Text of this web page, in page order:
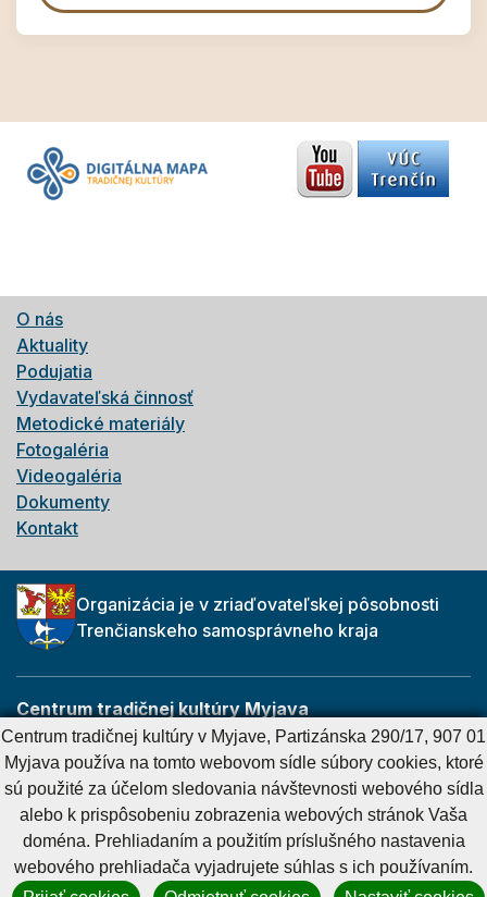
O nás
Aktuality
Podujatia
Vydavateľská činnosť
Metodické materiály
Fotogaléria
Videogaléria
Dokumenty
Kontakt
Organizácia je v zriaďovateľskej pôsobnosti
Trenčianskeho samosprávneho kraja
Centrum tradičnej kultúry Myjava
Partizánska 290/17
907 01 Myjava
Cookies nastavenieCookies - viac informáciíVyhlásenie o prístupnosti
Technický prevádzkovateľ
Správca obsahu
GenerujeCMS BUXUS
Centrum tradičnej kultúry v Myjave, Partizánska 290/17, 907 01
Myjava používa na tomto webovom sídle súbory cookies, ktoré
sú použité za účelom sledovania návštevnosti webového sídla
alebo k prispôsobeniu zobrazenia webových stránok Vaša
doména. Prehliadaním a použitím príslušného nastavenia
webového prehliadača vyjadrujete súhlas s ich používaním.